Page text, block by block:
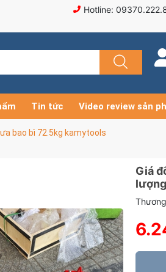
Hotline:
Tin tức Video review sản
bao bì 72.5kg kamytools
Giá